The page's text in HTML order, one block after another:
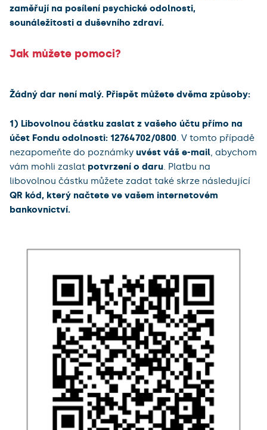
zaměřují na posílení psychické odolnosti,
sounáležitosti a duševního zdraví.
Jak můžete pomoci?
Žádný dar není malý. Přispět můžete dvěma způsoby:
1) Libovolnou částku zaslat z vašeho účtu přímo na
účet Fondu odolnosti: 12764702/0800 . V tomto případě
nezapomeňte do poznámky uvést váš e-mail , abychom
vám mohli zaslat potvrzení o daru . Platbu na
libovolnou částku můžete zadat také skrze následující
QR kód, který načtete ve vašem internetovém
bankovnictví.